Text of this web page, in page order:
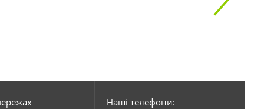
Наші телефони: